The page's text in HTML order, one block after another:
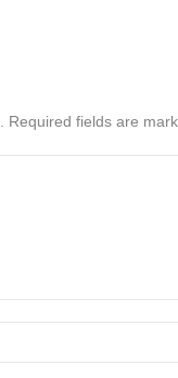
Required fields are